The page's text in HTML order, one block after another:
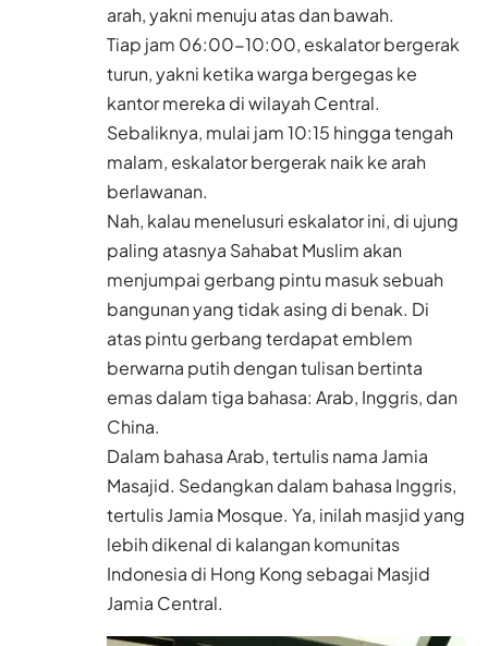
arah, yakni menuju atas dan bawah.
Tiap jam 06:00-10:00, eskalator bergerak
turun, yakni ketika warga bergegas ke
kantor mereka di wilayah Central.
Sebaliknya, mulai jam 10:15 hingga tengah
malam, eskalator bergerak naik ke arah
berlawanan.
Nah, kalau menelusuri eskalator ini, di ujung
paling atasnya Sahabat Muslim akan
menjumpai gerbang pintu masuk sebuah
bangunan yang tidak asing di benak. Di
atas pintu gerbang terdapat emblem
berwarna putih dengan tulisan bertinta
emas dalam tiga bahasa: Arab, Inggris, dan
China.
Dalam bahasa Arab, tertulis nama Jamia
Masajid. Sedangkan dalam bahasa Inggris,
tertulis Jamia Mosque. Ya, inilah masjid yang
lebih dikenal di kalangan komunitas
Indonesia di Hong Kong sebagai Masjid
Jamia Central.